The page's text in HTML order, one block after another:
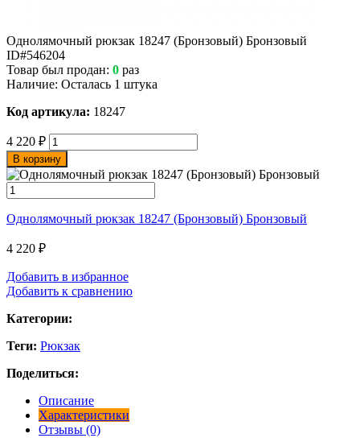
Однолямочный рюкзак 18247 (Бронзовый) Бронзовый
ID#546204
Товар был продан: 0 раз
Наличие: Осталась 1 штука
Код артикула: 18247
4 220 ₽
В корзину
Однолямочный рюкзак 18247 (Бронзовый) Бронзовый
4 220 ₽
Добавить в избранное
Добавить к сравнению
Категории:
Теги: Рюкзак
Поделиться:
Описание
Характеристики
Отзывы (0)